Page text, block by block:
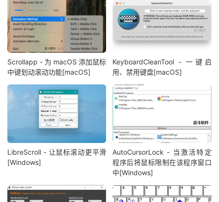
Scrollapp - 为 macOS 添加鼠标
中键划动滚动功能[macOS]
KeyboardCleanTool - 一键启
用、禁用键盘[macOS]
LibreScroll - 让鼠标滚动更平滑
[Windows]
AutoCursorLock - 当激活特定
程序后将鼠标限制在该程序窗口
中[Windows]